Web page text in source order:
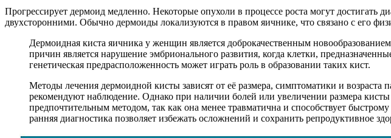
Прогрессирует дермоид медленно. Некоторые опухоли в процессе роста могут
двухсторонними. Обычно дермоиды локализуются в правом яичнике, что связано с его
Дермоидная киста яичника у женщин является доброкачественным
причин является нарушение эмбрионального развития, когда клетки,
генетическая предрасположенность может играть роль в образовании таких кист.
Методы лечения дермоидной кисты зависят от её размера, симптоматики и возраста
рекомендуют наблюдение. Однако при наличии болей или увеличении размера кисты
предпочтительным методом, так как она менее травматична и способствует
ранняя диагностика позволяет избежать осложнений и сохранить репродуктивное